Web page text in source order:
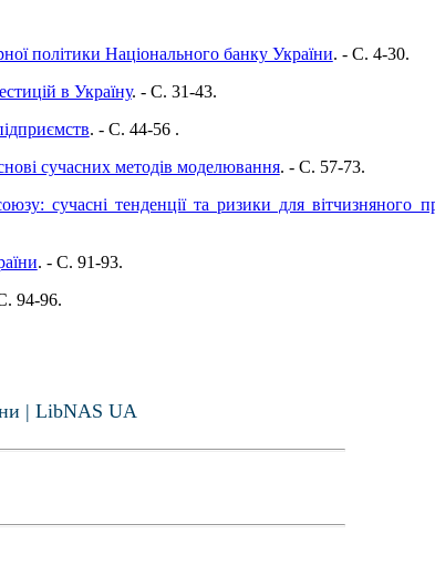
політики Національного банку України. - C. 4-30.
в Україну. - C. 31-43.
. - C. 44-56 .
сучасних методів моделювання. - C. 57-73.
сучасні тенденції та ризики для вітчизняного
. - C. 91-93.
94-96.
| LibNAS UA